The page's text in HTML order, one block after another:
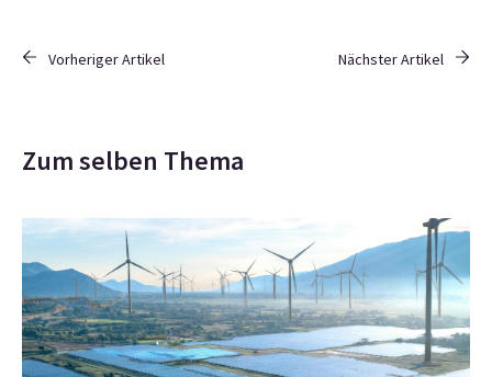
Vorheriger Artikel Nächster Artikel
Zum selben Thema